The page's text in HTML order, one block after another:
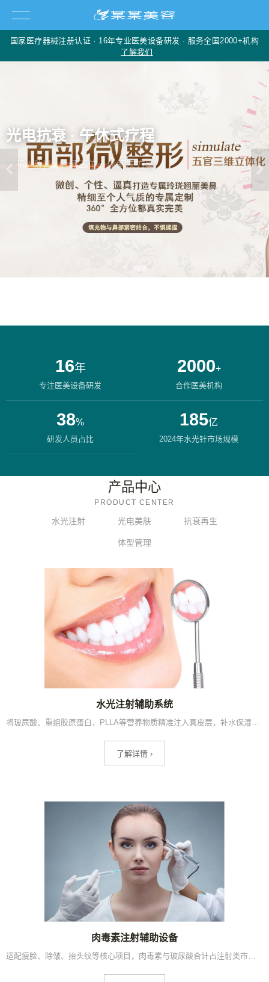
国家医疗器械注册认证 · 16年专业医美设备研发 · 服务全国2000+机构
了解我们
光电抗衰 · 午休式疗程
光子 / 激光 / 射频三位一体解决方案
16年
专注医美设备研发
2000+
合作医美机构
38%
研发人员占比
185亿
2024年水光针市场规模
产品中心
PRODUCT CENTER
水光注射 光电美肤 抗衰再生
体型管理
水光注射辅助系统
将玻尿酸、重组胶原蛋白、PLLA等营养物质精准注入真皮层，补水保湿、淡化细纹，2024年水光针市场规模达185.76亿元，是轻医美机构流量最大的单项引流设备。
了解详情 ›
肉毒素注射辅助设备
适配瘦脸、除皱、抬头纹等核心项目，肉毒素与玻尿酸合计占注射类市场超60%份额，男性医美增速达188.9%，下颌线塑形为最高需求项目，重组肉毒素纯度突破99%。